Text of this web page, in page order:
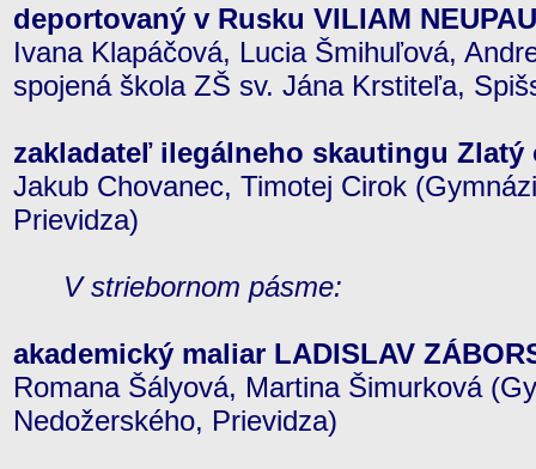
deportovaný v Rusku VILIAM
Ivana Klapáčová, Lucia Šmihuľová,
spojená škola ZŠ sv. Jána Krstiteľa,
zakladateľ ilegálneho skautingu Zlatý
Jakub Chovanec, Timotej Cirok
Prievidza)
V striebornom pásme:
akademický maliar LADISLAV
Romana Šályová, Martina Šimurková
Nedožerského, Prievidza)